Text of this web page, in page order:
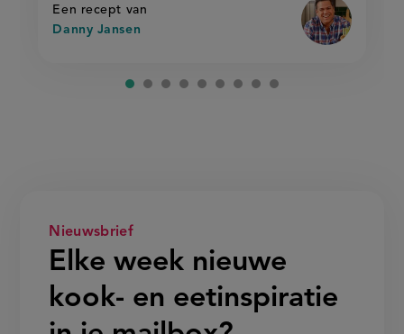
Een recept van
Danny Jansen
rijst
Nieuwsbrief
Elke week nieuwe
kook- en eetinspiratie